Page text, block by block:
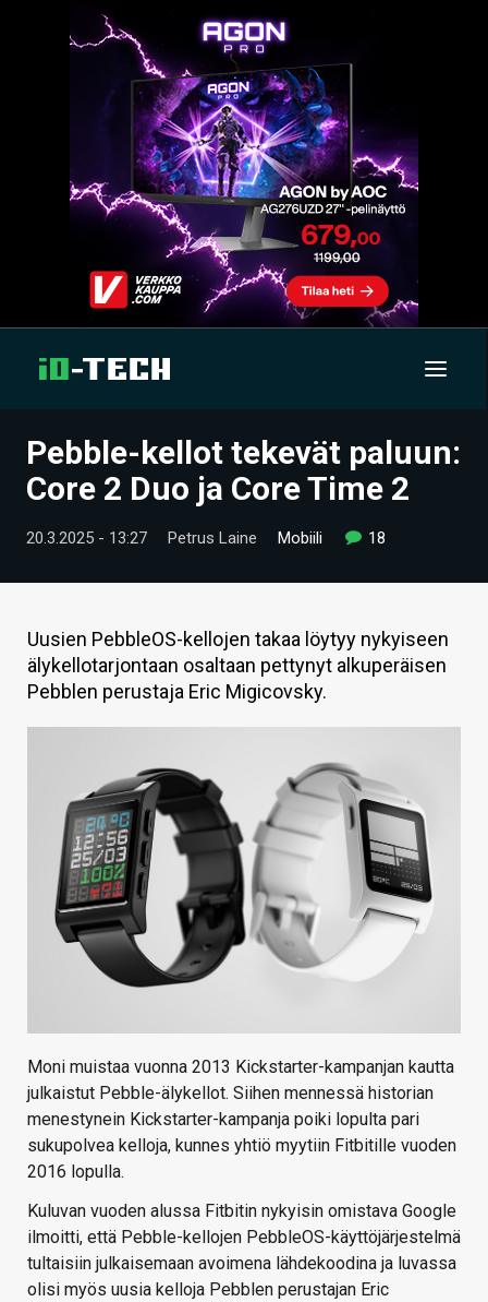
UUTISET
TIETOA
HINTA.FI
VAIHDA TEEMA
HAKU
Pebble-kellot tekevät paluun:
Core 2 Duo ja Core Time 2
20.3.2025 - 13:27 Petrus Laine Mobiili 18
Uusien PebbleOS-kellojen takaa löytyy nykyiseen
älykellotarjontaan osaltaan pettynyt alkuperäisen
Pebblen perustaja Eric Migicovsky.
Moni muistaa vuonna 2013 Kickstarter-kampanjan kautta
julkaistut Pebble-älykellot. Siihen mennessä historian
menestynein Kickstarter-kampanja poiki lopulta pari
sukupolvea kelloja, kunnes yhtiö myytiin Fitbitille vuoden
2016 lopulla.
Kuluvan vuoden alussa Fitbitin nykyisin omistava Google
ilmoitti, että Pebble-kellojen PebbleOS-käyttöjärjestelmä
tultaisiin julkaisemaan avoimena lähdekoodina ja luvassa
olisi myös uusia kelloja Pebblen perustajan Eric